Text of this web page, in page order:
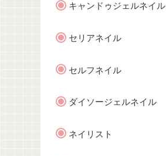
キャンドゥジェルネイル
セリアネイル
セルフネイル
ダイソージェルネイル
ネイリスト